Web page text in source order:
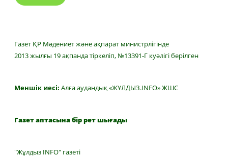
Газет ҚР Мәдениет және ақпарат министрлігінде
2013 жылғы 19 ақпанда тіркеліп, №13391-Г куәлігі берілген
Меншік иесі: Алға аудандық «ЖҰЛДЫЗ.INFO» ЖШС
Газет аптасына бір рет шығады
"Жұлдыз INFO" газеті